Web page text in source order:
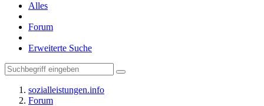
Alles
Forum
Erweiterte Suche
sozialleistungen.info
Forum